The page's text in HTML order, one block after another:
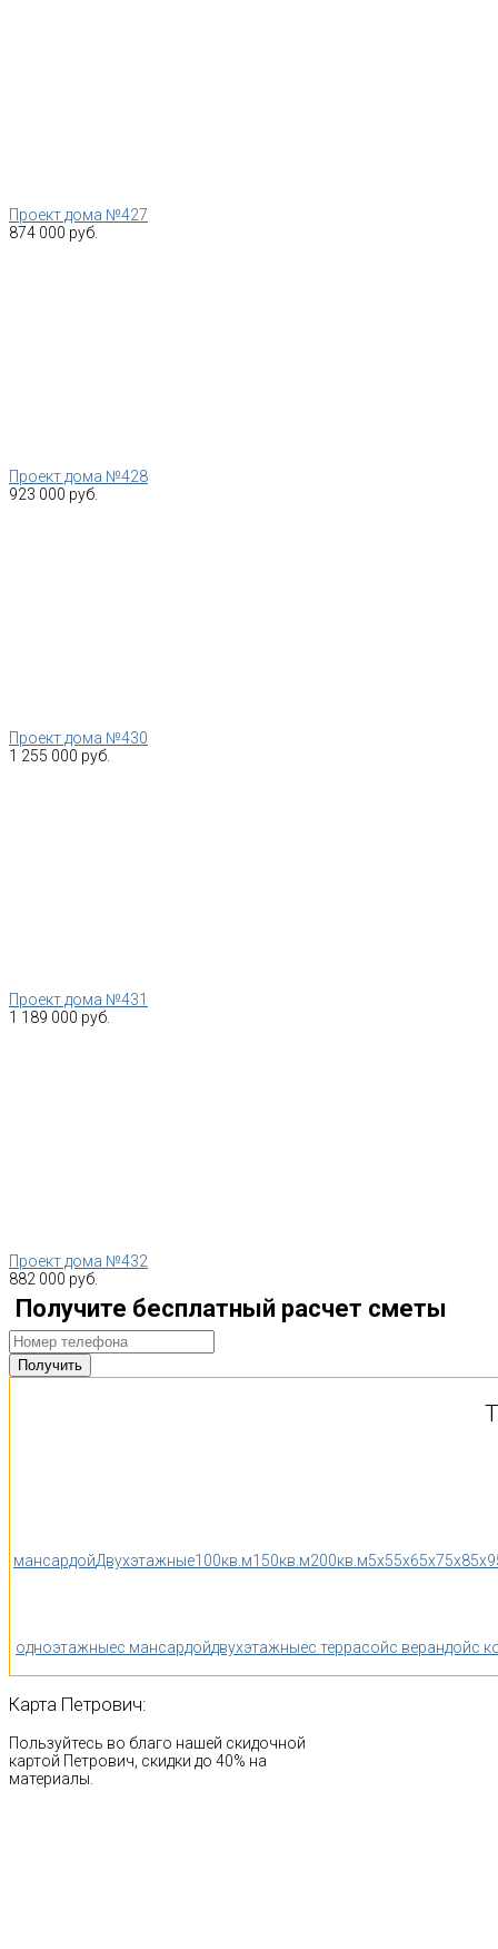
Проект дома №427
874 000 руб.
Проект дома №428
923 000 руб.
Проект дома №430
1 255 000 руб.
Проект дома №431
1 189 000 руб.
Проект дома №432
882 000 руб.
Получите бесплатный расчет сметы
мансардойДвухэтажные100кв.м150кв.м200кв.м5x55x65x75x85x9
одноэтажныес мансардойдвухэтажныес террасойс верандойс
Карта Петрович:
Пользуйтесь во благо нашей скидочной
картой Петрович, скидки до 40% на
материалы.